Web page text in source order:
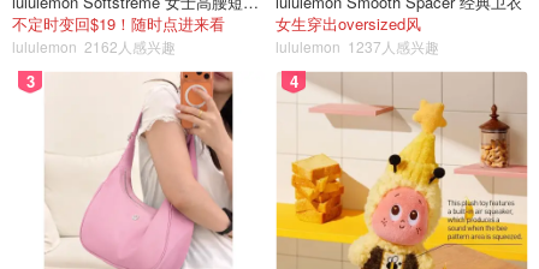
不定时变回$19！随时点进来看
lululemon 2162人感兴趣
女生穿出oversized风
lululemon 1237人感兴趣
3 4